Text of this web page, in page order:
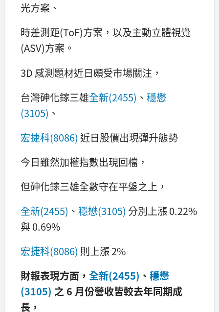
光方案、
時差測距(ToF)方案，以及主動立體視覺
(ASV)方案。
3D 感測題材近日頗受市場關注，
台灣砷化鎵三雄全新(2455) 、 穩懋
(3105) 、
宏捷科(8086) 近日股價出現彈升態勢
今日雖然加權指數出現回檔，
但砷化鎵三雄全數守在平盤之上，
全新(2455) 、 穩懋(3105) 分別上漲 0.22%
與 0.69%
宏捷科(8086) 則上漲 2%
財報表現方面， 全新(2455) 、 穩懋
(3105) 之 6 月份營收皆較去年同期成
長，